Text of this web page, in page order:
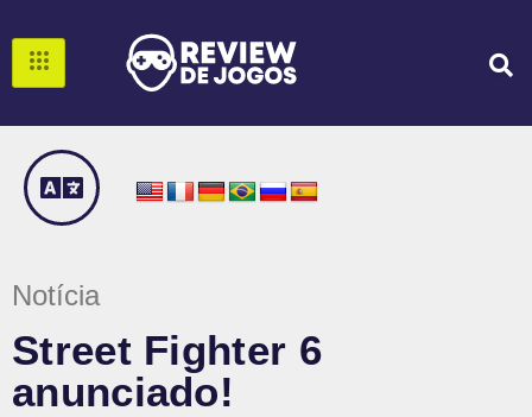
Notícia
Street Fighter 6
anunciado!